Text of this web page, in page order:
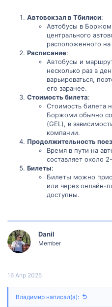
Автовокзал в Тбилиси:
Автобусы в
центрального
расположенного
Расписание:
Автобусы и
несколько раз в
варьироваться,
его заранее.
Стоимость билета:
Стоимость билета
Боржоми обычно
(GEL), в
компании.
Продолжительность
Время в пути на
составляет около
Билеты:
Билеты можно
или через онлайн-
доступны.
Danil
Member
16 Апр 2025
Владимир написал(а):